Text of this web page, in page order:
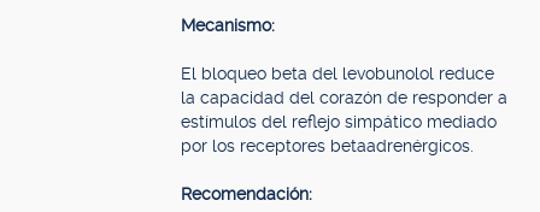
Mecanismo:
El bloqueo beta del levobunolol reduce
la capacidad del corazón de responder a
estímulos del reflejo simpático mediado
por los receptores betaadrenérgicos.
Recomendación: